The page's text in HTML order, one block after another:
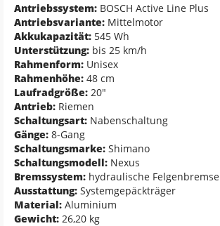
Antriebssystem: BOSCH Active Line Plus
Antriebsvariante: Mittelmotor
Akkukapazität: 545 Wh
Unterstützung: bis 25 km/h
Rahmenform: Unisex
Rahmenhöhe: 48 cm
Laufradgröße: 20"
Antrieb: Riemen
Schaltungsart: Nabenschaltung
Gänge: 8-Gang
Schaltungsmarke: Shimano
Schaltungsmodell: Nexus
Bremssystem: hydraulische Felgenbremse
Ausstattung: Systemgepäckträger
Material: Aluminium
Gewicht: 26,20 kg